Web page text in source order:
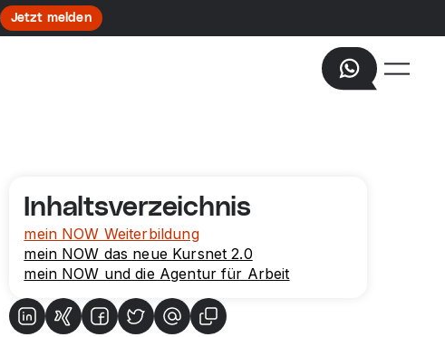
Jetzt melden
Inhaltsverzeichnis
mein NOW Weiterbildung
mein NOW das neue Kursnet 2.0
mein NOW und die Agentur für Arbeit